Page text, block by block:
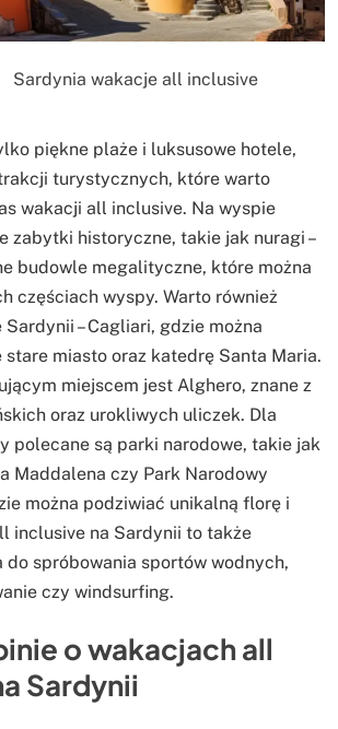
Sardynia wakacje all inclusive
piękne plaże i luksusowe hotele,
turystycznych, które warto
wakacji all inclusive. Na wyspie
zabytki historyczne, takie jak nuragi –
budowle megalityczne, które można
częściach wyspy. Warto również
– Cagliari, gdzie można
miasto oraz katedrę Santa Maria.
miejscem jest Alghero, znane z
oraz urokliwych uliczek. Dla
polecane są parki narodowe, takie jak
Maddalena czy Park Narodowy
można podziwiać unikalną florę i
inclusive na Sardynii to także
do spróbowania sportów wodnych,
czy windsurfing.
o wakacjach all
Sardynii